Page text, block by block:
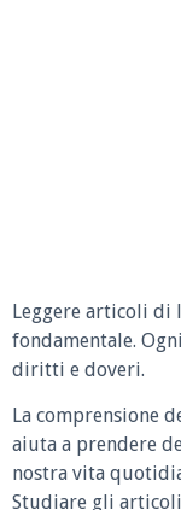
Leggere articoli di
fondamentale.
diritti e doveri.
La comprensione
aiuta a prendere
nostra vita
Studiare gli